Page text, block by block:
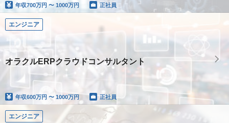
年収700万円 〜 1000万円 正社員
エンジニア
オラクルERPクラウドコンサルタント
年収600万円 〜 1000万円 正社員
エンジニア